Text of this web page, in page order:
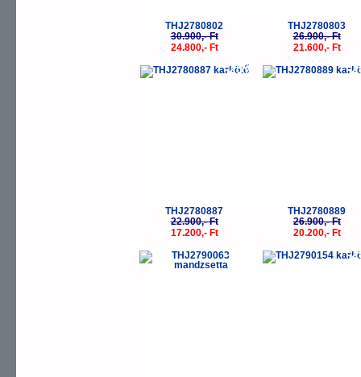
THJ2780802
30.900,- Ft
24.800,- Ft
THJ2780803
26.900,- Ft
21.600,- Ft
-25%
THJ2780887
22.900,- Ft
17.200,- Ft
-
THJ2780889
26.900,- Ft
20.200,- Ft
-25% -